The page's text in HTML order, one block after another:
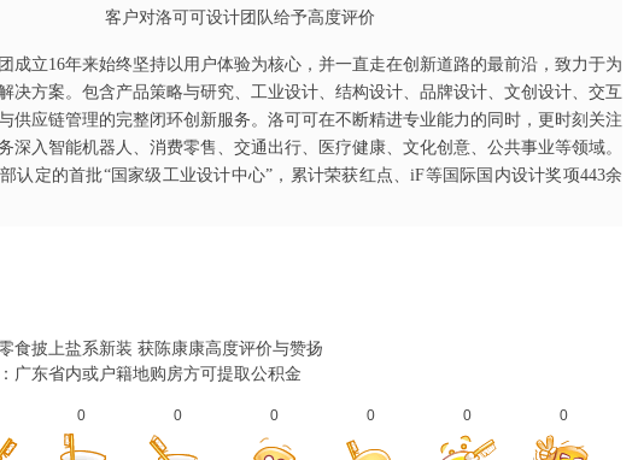
客户对洛可可设计团队给予高度评价
成立16年来始终坚持以用户体验为核心，并一直走在创新道路的最前沿，致力于为
决方案。包含产品策略与研究、工业设计、结构设计、品牌设计、文创设计、交互
供应链管理的完整闭环创新服务。洛可可在不断精进专业能力的同时，更时刻关注
深入智能机器人、消费零售、交通出行、医疗健康、文化创意、公共事业等领域。
认定的首批“国家级工业设计中心”，累计荣获红点、iF等国际国内设计奖项443余
食披上盐系新装 获陈康康高度评价与赞扬
广东省内或户籍地购房方可提取公积金
0 0 0 0 0 0